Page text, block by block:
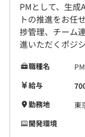
PMとして、生
トの推進をお任
捗管理、チーム
進いただくポジ
職種名
PM
給与
勤務地
東
開発環境